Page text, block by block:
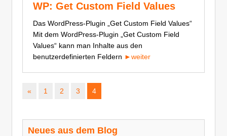
WP: Get Custom Field Values
Das WordPress-Plugin „Get Custom Field Values“
Mit dem WordPress-Plugin „Get Custom Field
Values“ kann man Inhalte aus den
benutzerdefinierten Feldern ►weiter
« 1 2 3 4
Neues aus dem Blog